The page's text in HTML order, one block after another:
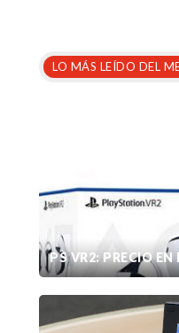
LO MÁS LEÍDO DEL
PS VR2: PRECIO